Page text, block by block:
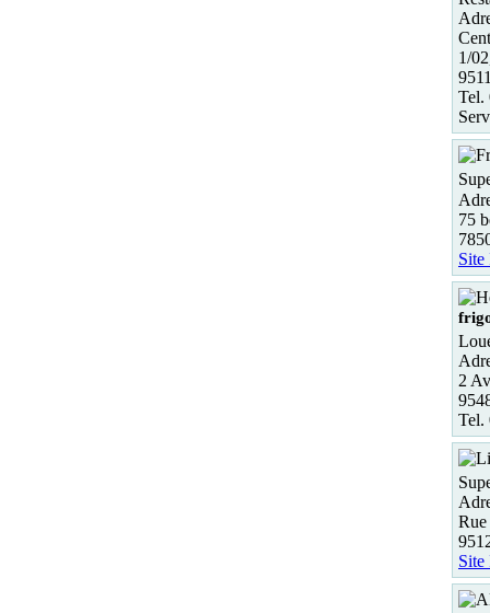
1/
Tel.
75
Site
2
Tel.
Site